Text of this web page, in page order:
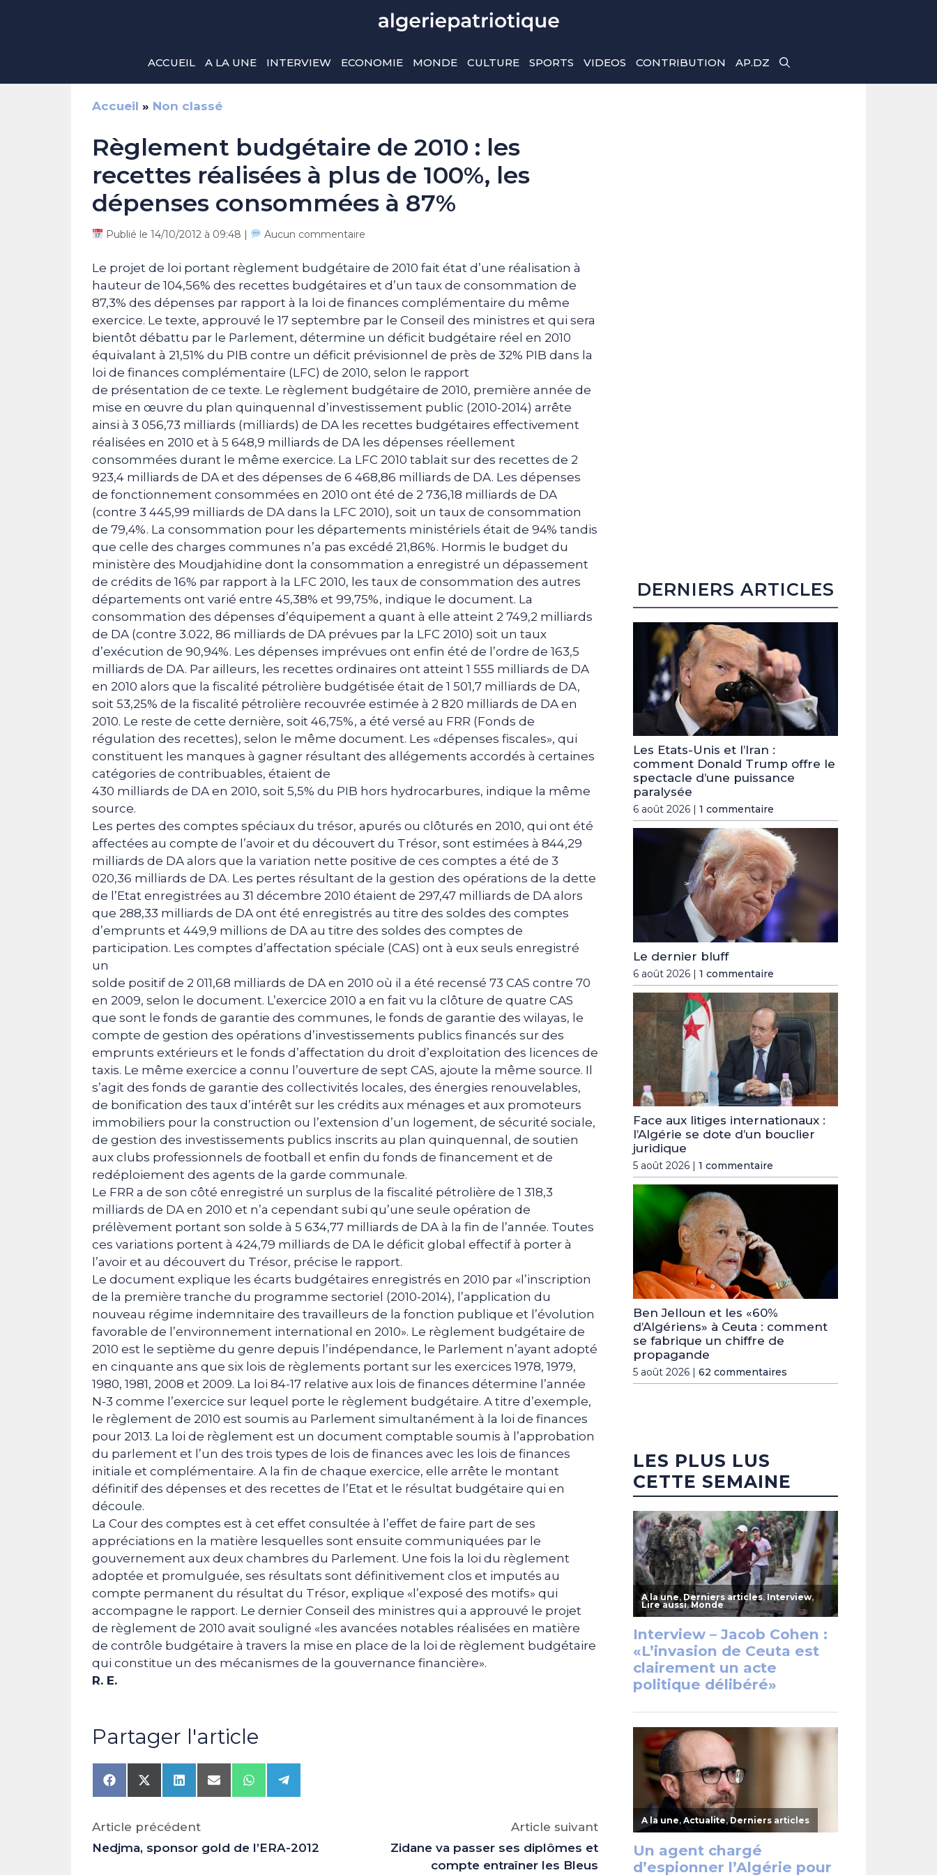
ACCUEIL A LA UNE INTERVIEW ECONOMIE MONDE CULTURE SPORTS VIDEOS CONTRIBUTION AP.DZ
Accueil » Non classé
Règlement budgétaire de 2010 : les
recettes réalisées à plus de 100%, les
dépenses consommées à 87%
Publié le 14/10/2012 à 09:48 | Aucun commentaire
Le projet de loi portant règlement budgétaire de 2010 fait état d’une réalisation à
hauteur de 104,56% des recettes budgétaires et d’un taux de consommation de
87,3% des dépenses par rapport à la loi de finances complémentaire du même
exercice. Le texte, approuvé le 17 septembre par le Conseil des ministres et qui sera
bientôt débattu par le Parlement, détermine un déficit budgétaire réel en 2010
équivalant à 21,51% du PIB contre un déficit prévisionnel de près de 32% PIB dans la
loi de finances complémentaire (LFC) de 2010, selon le rapport
de présentation de ce texte. Le règlement budgétaire de 2010, première année de
mise en œuvre du plan quinquennal d’investissement public (2010-2014) arrête
ainsi à 3 056,73 milliards (milliards) de DA les recettes budgétaires effectivement
réalisées en 2010 et à 5 648,9 milliards de DA les dépenses réellement
consommées durant le même exercice. La LFC 2010 tablait sur des recettes de 2
923,4 milliards de DA et des dépenses de 6 468,86 milliards de DA. Les dépenses
de fonctionnement consommées en 2010 ont été de 2 736,18 milliards de DA
(contre 3 445,99 milliards de DA dans la LFC 2010), soit un taux de consommation
de 79,4%. La consommation pour les départements ministériels était de 94% tandis
que celle des charges communes n’a pas excédé 21,86%. Hormis le budget du
ministère des Moudjahidine dont la consommation a enregistré un dépassement
de crédits de 16% par rapport à la LFC 2010, les taux de consommation des autres
départements ont varié entre 45,38% et 99,75%, indique le document. La
consommation des dépenses d’équipement a quant à elle atteint 2 749,2 milliards
de DA (contre 3.022, 86 milliards de DA prévues par la LFC 2010) soit un taux
d’exécution de 90,94%. Les dépenses imprévues ont enfin été de l’ordre de 163,5
milliards de DA. Par ailleurs, les recettes ordinaires ont atteint 1 555 milliards de DA
en 2010 alors que la fiscalité pétrolière budgétisée était de 1 501,7 milliards de DA,
soit 53,25% de la fiscalité pétrolière recouvrée estimée à 2 820 milliards de DA en
2010. Le reste de cette dernière, soit 46,75%, a été versé au FRR (Fonds de
régulation des recettes), selon le même document. Les «dépenses fiscales», qui
constituent les manques à gagner résultant des allégements accordés à certaines
catégories de contribuables, étaient de
430 milliards de DA en 2010, soit 5,5% du PIB hors hydrocarbures, indique la même
source.
Les pertes des comptes spéciaux du trésor, apurés ou clôturés en 2010, qui ont été
affectées au compte de l’avoir et du découvert du Trésor, sont estimées à 844,29
milliards de DA alors que la variation nette positive de ces comptes a été de 3
020,36 milliards de DA. Les pertes résultant de la gestion des opérations de la dette
de l’Etat enregistrées au 31 décembre 2010 étaient de 297,47 milliards de DA alors
que 288,33 milliards de DA ont été enregistrés au titre des soldes des comptes
d’emprunts et 449,9 millions de DA au titre des soldes des comptes de
participation. Les comptes d’affectation spéciale (CAS) ont à eux seuls enregistré
un
solde positif de 2 011,68 milliards de DA en 2010 où il a été recensé 73 CAS contre 70
en 2009, selon le document. L’exercice 2010 a en fait vu la clôture de quatre CAS
que sont le fonds de garantie des communes, le fonds de garantie des wilayas, le
compte de gestion des opérations d’investissements publics financés sur des
emprunts extérieurs et le fonds d’affectation du droit d’exploitation des licences de
taxis. Le même exercice a connu l’ouverture de sept CAS, ajoute la même source. Il
s’agit des fonds de garantie des collectivités locales, des énergies renouvelables,
de bonification des taux d’intérêt sur les crédits aux ménages et aux promoteurs
immobiliers pour la construction ou l’extension d’un logement, de sécurité sociale,
de gestion des investissements publics inscrits au plan quinquennal, de soutien
aux clubs professionnels de football et enfin du fonds de financement et de
redéploiement des agents de la garde communale.
Le FRR a de son côté enregistré un surplus de la fiscalité pétrolière de 1 318,3
milliards de DA en 2010 et n’a cependant subi qu’une seule opération de
prélèvement portant son solde à 5 634,77 milliards de DA à la fin de l’année. Toutes
ces variations portent à 424,79 milliards de DA le déficit global effectif à porter à
l’avoir et au découvert du Trésor, précise le rapport.
Le document explique les écarts budgétaires enregistrés en 2010 par «l’inscription
de la première tranche du programme sectoriel (2010-2014), l’application du
nouveau régime indemnitaire des travailleurs de la fonction publique et l’évolution
favorable de l’environnement international en 2010». Le règlement budgétaire de
2010 est le septième du genre depuis l’indépendance, le Parlement n’ayant adopté
en cinquante ans que six lois de règlements portant sur les exercices 1978, 1979,
1980, 1981, 2008 et 2009. La loi 84-17 relative aux lois de finances détermine l’année
N-3 comme l’exercice sur lequel porte le règlement budgétaire. A titre d’exemple,
le règlement de 2010 est soumis au Parlement simultanément à la loi de finances
pour 2013. La loi de règlement est un document comptable soumis à l’approbation
du parlement et l’un des trois types de lois de finances avec les lois de finances
initiale et complémentaire. A la fin de chaque exercice, elle arrête le montant
définitif des dépenses et des recettes de l’Etat et le résultat budgétaire qui en
découle.
La Cour des comptes est à cet effet consultée à l’effet de faire part de ses
appréciations en la matière lesquelles sont ensuite communiquées par le
gouvernement aux deux chambres du Parlement. Une fois la loi du règlement
adoptée et promulguée, ses résultats sont définitivement clos et imputés au
compte permanent du résultat du Trésor, explique «l’exposé des motifs» qui
accompagne le rapport. Le dernier Conseil des ministres qui a approuvé le projet
de règlement de 2010 avait souligné «les avancées notables réalisées en matière
de contrôle budgétaire à travers la mise en place de la loi de règlement budgétaire
qui constitue un des mécanismes de la gouvernance financière».
R. E.
Partager l'article
Share
on
Share
on
(Twitter)
Share
on
Share
on
Share
on
Share
on
Article précédent
Nedjma, sponsor gold de l’ERA-2012
Article suivant
Zidane va passer ses diplômes et
compte entraîner les Bleus
DERNIERS ARTICLES
Les Etats-Unis et l’Iran :
comment Donald Trump offre le
spectacle d’une puissance
paralysée
6 août 2026 | 1 commentaire
Le dernier bluff
6 août 2026 | 1 commentaire
Face aux litiges internationaux :
l’Algérie se dote d’un bouclier
juridique
5 août 2026 | 1 commentaire
Ben Jelloun et les «60%
d’Algériens» à Ceuta : comment
se fabrique un chiffre de
propagande
5 août 2026 | 62 commentaires
LES PLUS LUS
CETTE SEMAINE